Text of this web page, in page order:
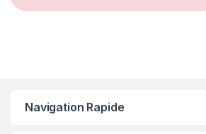
Navigation Rapide